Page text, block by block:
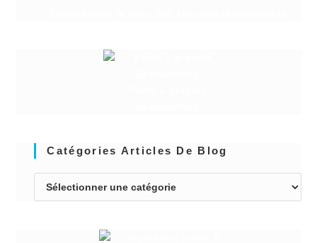
Catégories Articles De Blog